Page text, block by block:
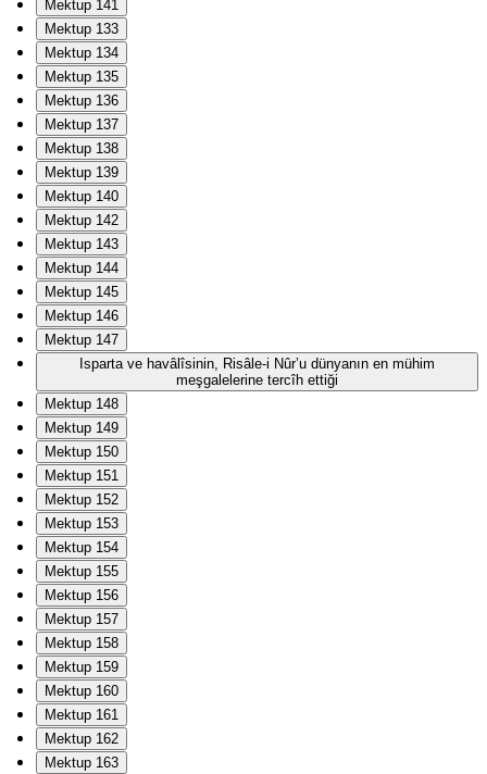
Mektup 141
Mektup 133
Mektup 134
Mektup 135
Mektup 136
Mektup 137
Mektup 138
Mektup 139
Mektup 140
Mektup 142
Mektup 143
Mektup 144
Mektup 145
Mektup 146
Mektup 147
Isparta ve havâlîsinin, Risâle-i Nûr’u dünyanın en mühim
meşgalelerine tercîh ettiği
Mektup 148
Mektup 149
Mektup 150
Mektup 151
Mektup 152
Mektup 153
Mektup 154
Mektup 155
Mektup 156
Mektup 157
Mektup 158
Mektup 159
Mektup 160
Mektup 161
Mektup 162
Mektup 163